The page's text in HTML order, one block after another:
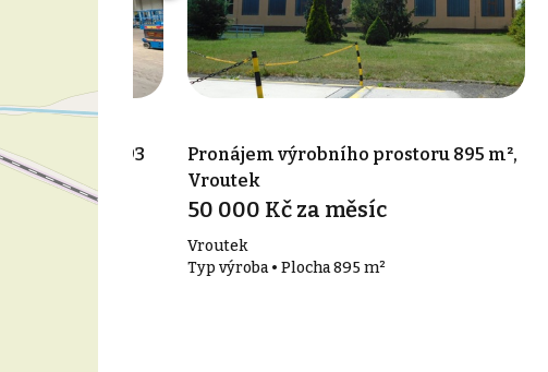
prostoru 17 493
Pronájem výrobního prostoru 895 m²,
Vroutek
50 000 Kč za měsíc
Vroutek
Typ výroba • Plocha 895 m²